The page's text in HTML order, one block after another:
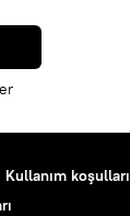
Kullanım koşulları